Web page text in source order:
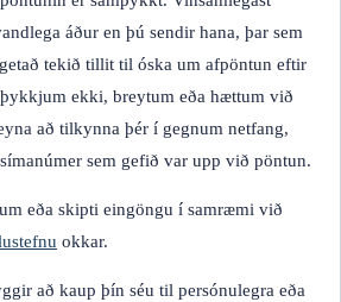
áður en þú sendir hana, þar sem
tekið tillit til óska um afpöntun eftir
ekki, breytum eða hættum við
að tilkynna þér í gegnum netfang,
sem gefið var upp við pöntun.
eða skipti eingöngu í samræmi við
okkar.
að kaup þín séu til persónulegra eða